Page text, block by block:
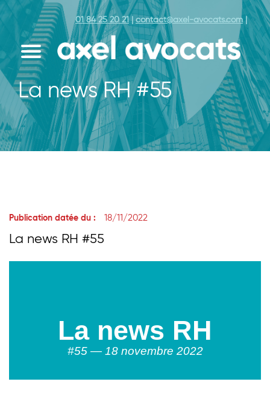
01 84 25 20 21 | contact@axel-avocats.com |
La news RH #55
Publication datée du : 18/11/2022
La news RH #55
La news RH
#55 — 18 novembre 2022